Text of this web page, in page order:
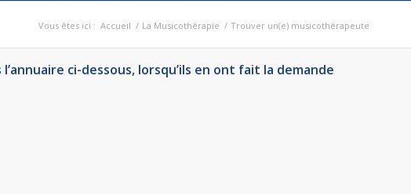
Vous êtes ici : Accueil / La Musicothérapie / Trouver un(e) musicothérapeute
ci-dessous, lorsqu’ils en ont fait la demande